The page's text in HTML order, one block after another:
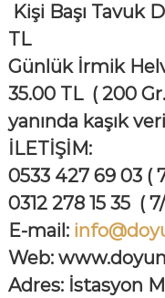
Kişi Başı Tavuk
TL
Günlük İrmik
35.00 TL ( 200
yanında kaşık
İLETİŞİM:
0533 427 69 03 (
0312 278 15 35 (
E-mail:
Web:
Adres: İstasyon